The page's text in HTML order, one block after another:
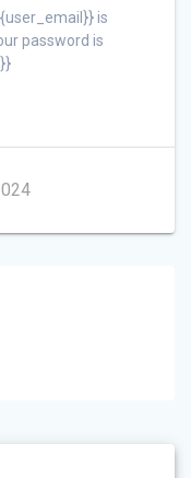
is
password is